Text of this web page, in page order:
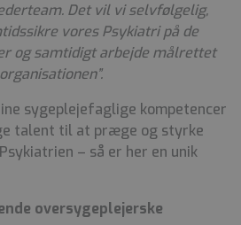
Det vil vi selvfølgelig,
vores Psykiatri på de
og samtidigt arbejde målrettet
sygeplejefaglige kompetencer
talent til at præge og styrke
– så er her en unik
oversygeplejerske